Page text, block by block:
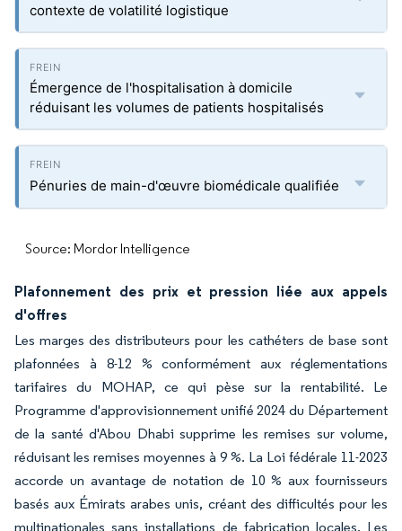
contexte de volatilité logistique
Émergence de l'hospitalisation à domicile
réduisant les volumes de patients hospitalisés
Pénuries de main-d'œuvre biomédicale qualifiée
Source: Mordor Intelligence
Plafonnement des prix et pression liée aux appels
d'offres
Les marges des distributeurs pour les cathéters de base sont
plafonnées à 8-12 % conformément aux réglementations
tarifaires du MOHAP, ce qui pèse sur la rentabilité. Le
Programme d'approvisionnement unifié 2024 du Département
de la santé d'Abou Dhabi supprime les remises sur volume,
réduisant les remises moyennes à 9 %. La Loi fédérale 11-2023
accorde un avantage de notation de 10 % aux fournisseurs
basés aux Émirats arabes unis, créant des difficultés pour les
multinationales sans installations de fabrication locales. Les